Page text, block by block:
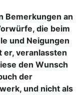
Bemerkungen an
die beim
und Neigungen
er, veranlassten
den Wunsch
der
und nicht als